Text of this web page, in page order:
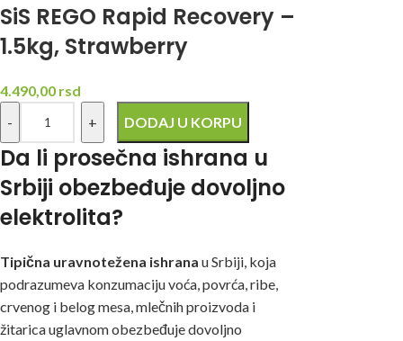
SiS REGO Rapid Recovery –
1.5kg, Strawberry
4.490,00 rsd
DODAJ U KORPU
Da li prosečna ishrana u
Srbiji obezbeđuje dovoljno
elektrolita?
Tipična uravnotežena ishrana u Srbiji, koja
podrazumeva konzumaciju voća, povrća, ribe,
crvenog i belog mesa, mlečnih proizvoda i
žitarica uglavnom obezbeđuje dovoljno